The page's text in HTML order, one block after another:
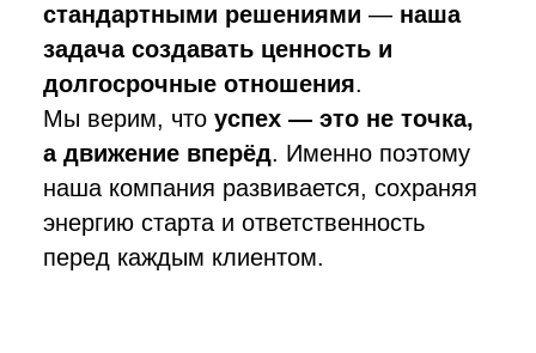
стандартными решениями — наша
задача создавать ценность и
долгосрочные отношения.
Мы верим, что успех — это не точка,
а движение вперёд. Именно поэтому
наша компания развивается, сохраняя
энергию старта и ответственность
перед каждым клиентом.